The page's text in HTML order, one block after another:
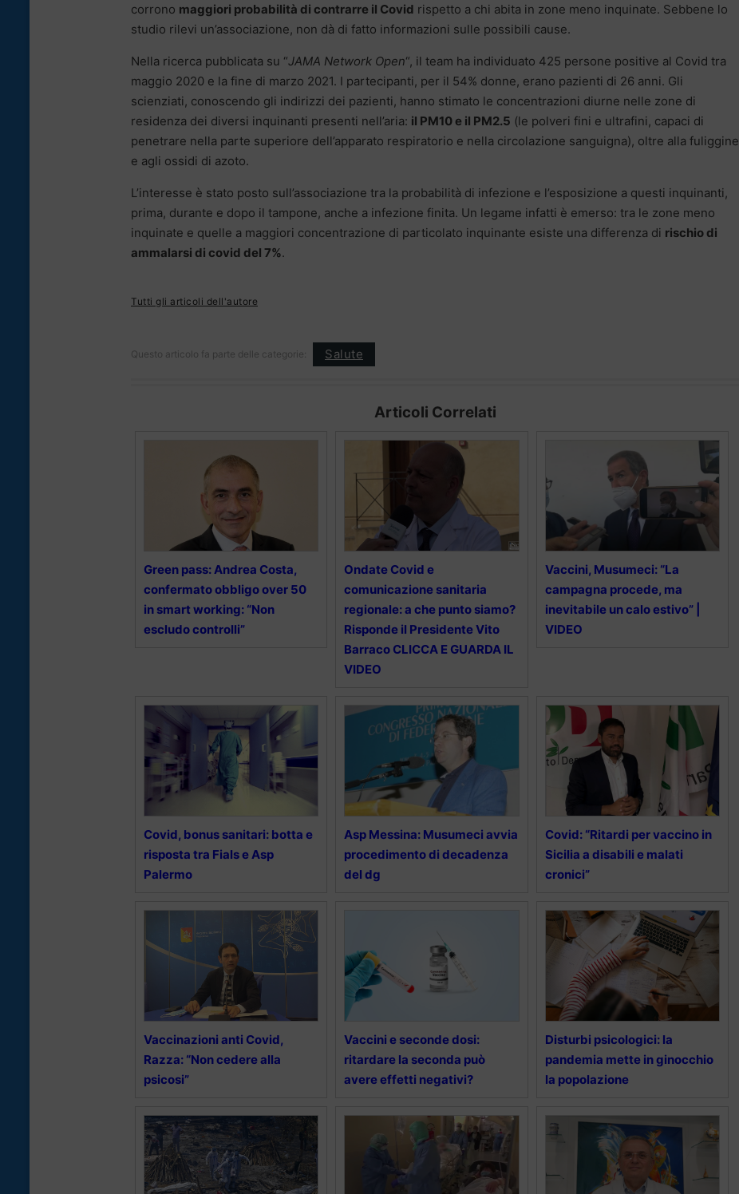
corrono maggiori probabilità di contrarre il Covid rispetto a chi abita in zone meno inquinate. Sebbene lo
studio rilevi un’associazione, non dà di fatto informazioni sulle possibili cause.
Nella ricerca pubblicata su “JAMA Network Open“, il team ha individuato 425 persone positive al Covid tra
maggio 2020 e la fine di marzo 2021. I partecipanti, per il 54% donne, erano pazienti di 26 anni. Gli
scienziati, conoscendo gli indirizzi dei pazienti, hanno stimato le concentrazioni diurne nelle zone di
residenza dei diversi inquinanti presenti nell’aria: il PM10 e il PM2.5 (le polveri fini e ultrafini, capaci di
penetrare nella parte superiore dell’apparato respiratorio e nella circolazione sanguigna), oltre alla fuliggine
e agli ossidi di azoto.
L’interesse è stato posto sull’associazione tra la probabilità di infezione e l’esposizione a questi inquinanti,
prima, durante e dopo il tampone, anche a infezione finita. Un legame infatti è emerso: tra le zone meno
inquinate e quelle a maggiori concentrazione di particolato inquinante esiste una differenza di rischio di
ammalarsi di covid del 7%.
Tutti gli articoli dell'autore
Questo articolo fa parte delle categorie: Salute
Articoli Correlati
Green pass: Andrea Costa,
confermato obbligo over 50
in smart working: “Non
escludo controlli”
Ondate Covid e
comunicazione sanitaria
regionale: a che punto siamo?
Risponde il Presidente Vito
Barraco CLICCA E GUARDA IL
VIDEO
Vaccini, Musumeci: “La
campagna procede, ma
inevitabile un calo estivo” |
VIDEO
Covid, bonus sanitari: botta e
risposta tra Fials e Asp
Palermo
Asp Messina: Musumeci avvia
procedimento di decadenza
del dg
Covid: “Ritardi per vaccino in
Sicilia a disabili e malati
cronici”
Vaccinazioni anti Covid,
Razza: “Non cedere alla
psicosi”
Vaccini e seconde dosi:
ritardare la seconda può
avere effetti negativi?
Disturbi psicologici: la
pandemia mette in ginocchio
la popolazione